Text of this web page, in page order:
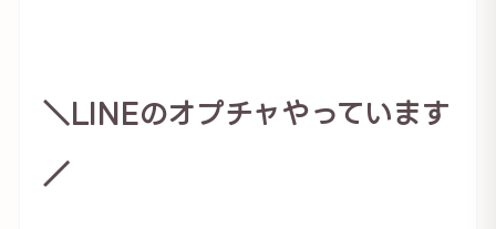
＼LINEのオプチャやっています
／